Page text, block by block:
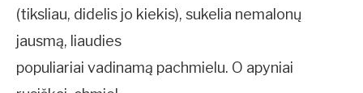
(tiksliau, didelis jo kiekis), sukelia nemalonų
jausmą, liaudies
populiariai vadinamą pachmielu. O apyniai